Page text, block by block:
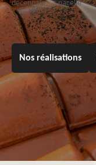
Nos réalisations